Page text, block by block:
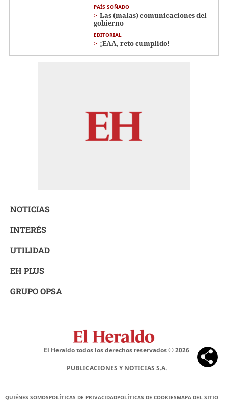
PAÍS SOÑADO
Las (malas) comunicaciones del
gobierno
EDITORIAL
¡EAA, reto cumplido!
NOTICIAS
INTERÉS
UTILIDAD
EH PLUS
GRUPO OPSA
El Heraldo todos los derechos reservados ©2026
PUBLICACIONES Y NOTICIAS S.A.
QUIÉNES SOMOSPOLÍTICAS DE PRIVACIDADPOLÍTICAS DE COOKIESMAPA DEL SITIO